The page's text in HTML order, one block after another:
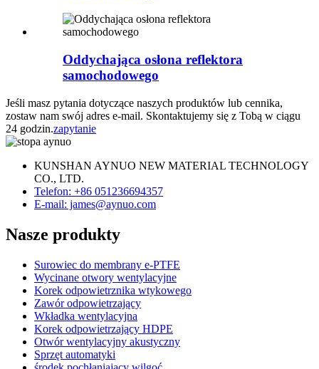
Oddychająca osłona reflektora
samochodowego
Jeśli masz pytania dotyczące naszych produktów lub cennika,
zostaw nam swój adres e-mail. Skontaktujemy się z Tobą w ciągu
24 godzin.zapytanie
KUNSHAN AYNUO NEW MATERIAL TECHNOLOGY
CO., LTD.
Telefon: +86 051236694357
E-mail: james@aynuo.com
Nasze produkty
Surowiec do membrany e-PTFE
Wycinane otwory wentylacyjne
Korek odpowietrznika wtykowego
Zawór odpowietrzający
Wkładka wentylacyjna
Korek odpowietrzający HDPE
Otwór wentylacyjny akustyczny
Sprzęt automatyki